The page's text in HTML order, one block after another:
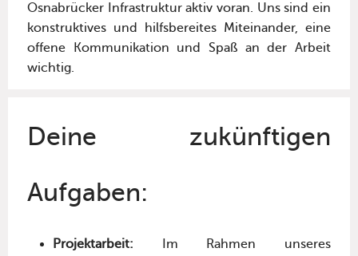
Osnabrücker Infrastruktur aktiv voran. Uns sind ein
konstruktives und hilfsbereites Miteinander, eine
offene Kommunikation und Spaß an der Arbeit
wichtig.
Deine zukünftigen
Aufgaben:
Projektarbeit: Im Rahmen unseres